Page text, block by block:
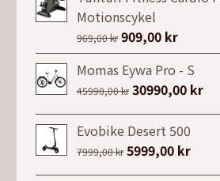
var:
8490,00 kr.
Motionscykel
969,00kr Det
ursprungliga
priset
var:
969,00 kr.
909,00 krDet
priset
är:
Momas Eywa Pro - S
45990,00kr Det
ursprungliga
priset
var:
30990,00 krDet
Evobike Desert 500
7999,00kr Det
ursprungliga
5999,00 krDet